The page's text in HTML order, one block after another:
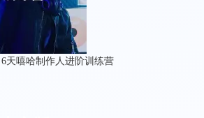
6天嘻哈制作人进阶训练营